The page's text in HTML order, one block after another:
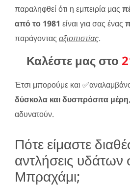
παραληφθεί ότι η εμπειρία μας
από το 1981 είναι για σας ένας
παράγοντας αξιοπιστίας.
Καλέστε μας στο
Έτσι μπορούμε και
δύσκολα και δυσπρόσιτα μέρη
αδυνατούν.
Πότε είμαστε
αντλήσεις υδάτων
Μπραχάμι;